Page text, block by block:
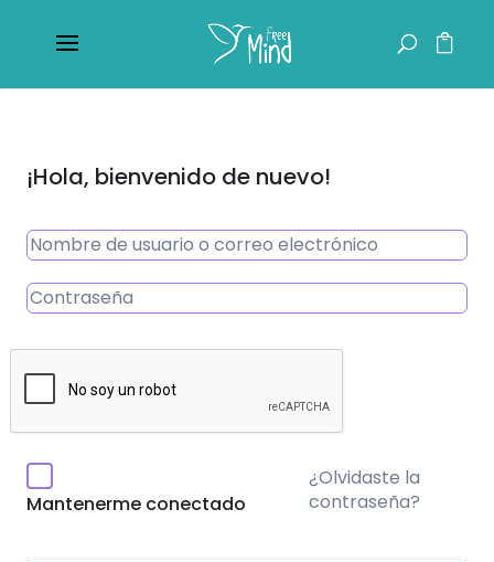
¡Hola, bienvenido de nuevo!
Mantenerme conectado
¿Olvidaste la
contraseña?